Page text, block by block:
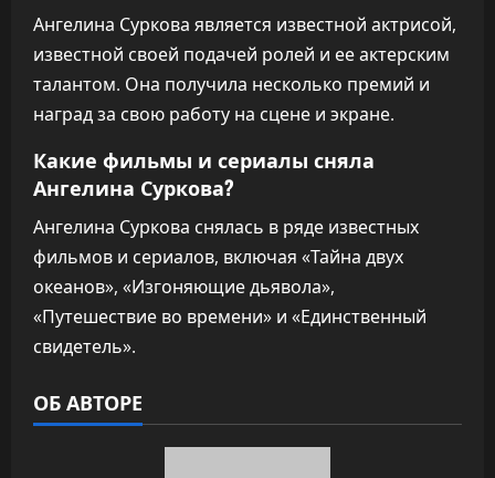
Ангелина Суркова является известной актрисой,
известной своей подачей ролей и ее актерским
талантом. Она получила несколько премий и
наград за свою работу на сцене и экране.
Какие фильмы и сериалы сняла
Ангелина Суркова?
Ангелина Суркова снялась в ряде известных
фильмов и сериалов, включая «Тайна двух
океанов», «Изгоняющие дьявола»,
«Путешествие во времени» и «Единственный
свидетель».
ОБ АВТОРЕ